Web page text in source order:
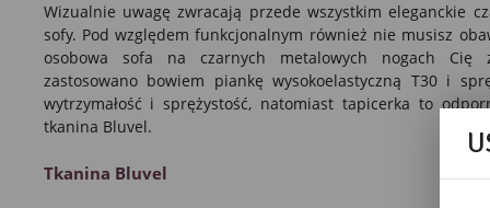
Wizualnie uwagę zwracają przede wszystkim eleganckie
sofy. Pod względem funkcjonalnym również nie musisz
osobowa sofa na czarnych metalowych nogach Cię
zastosowano bowiem piankę wysokoelastyczną T30 i
wytrzymałość i sprężystość, natomiast tapicerka to
tkanina Bluvel.
Tkanina Bluvel